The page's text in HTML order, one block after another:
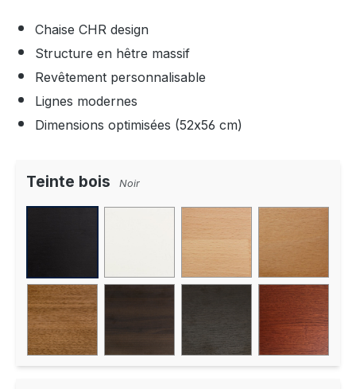
Chaise CHR design
Structure en hêtre massif
Revêtement personnalisable
Lignes modernes
Dimensions optimisées (52x56 cm)
Teinte bois Noir